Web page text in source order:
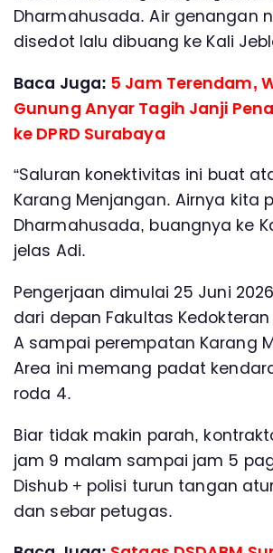
Dharmahusada. Air genangan
disedot lalu dibuang ke Kali
Baca Juga: 5 Jam Terendam,
Gunung Anyar Tagih Janji
ke DPRD Surabaya
“Saluran konektivitas ini buat
Karang Menjangan. Airnya kita
Dharmahusada, buangnya ke
jelas Adi.
Pengerjaan dimulai 25 Juni
dari depan Fakultas Kedokteran
A sampai perempatan Karang
Area ini memang padat
roda 4.
Biar tidak makin parah,
jam 9 malam sampai jam 5
Dishub + polisi turun tangan
dan sebar petugas.